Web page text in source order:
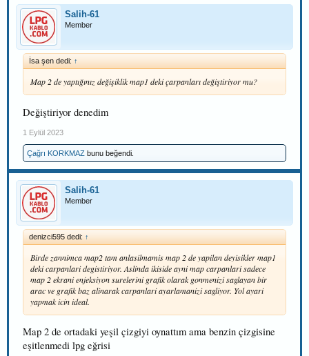
Salih-61
Member
İsa şen dedi: ↑
Map 2 de yaptığınız değişiklik map1 deki çarpanları değiştiriyor mu?
Değiştiriyor denedim
1 Eylül 2023
Çağrı KORKMAZ bunu beğendi.
Salih-61
Member
denizci595 dedi: ↑
Birde zannimca map2 tam anlasilmamis map 2 de yapilan deyisikler map1
deki carpanlari degistiriyor. Aslinda ikiside ayni map carpanlari sadece
map 2 ekrani enjeksiyon surelerini grafik olarak gonmenizi saglayan bir
arac ve grafik baz alinarak carpanlari ayarlamanizi sagliyor. Yol ayari
yapmak icin ideal.
Map 2 de ortadaki yeşil çizgiyi oynattım ama benzin çizgisine
eşitlenmedi lpg eğrisi